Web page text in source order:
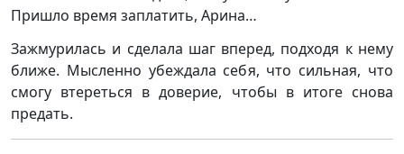
Пришло время заплатить, Арина…
Зажмурилась и сделала шаг вперед, подходя к нему
ближе. Мысленно убеждала себя, что сильная, что
смогу втереться в доверие, чтобы в итоге снова
предать.